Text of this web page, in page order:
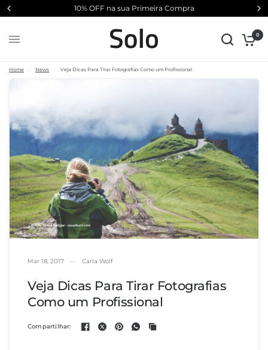
10% OFF na sua Primeira Compra
0
Home News Veja Dicas Para Tirar Fotografias Como um Profissional
Mar 18, 2017 Carla Wolf
Veja Dicas Para Tirar Fotografias
Como um Profissional
Compartilhar: